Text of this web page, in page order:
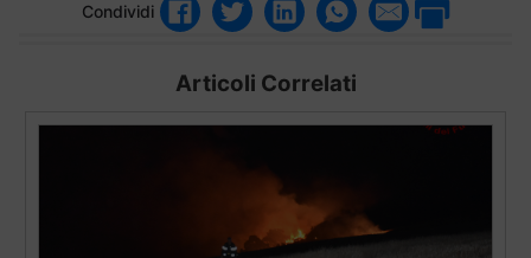
Condividi
Articoli Correlati